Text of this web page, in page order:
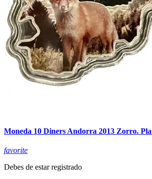
Moneda 10 Diners Andorra 2013 Zorro.
favorite
Debes de estar registrado